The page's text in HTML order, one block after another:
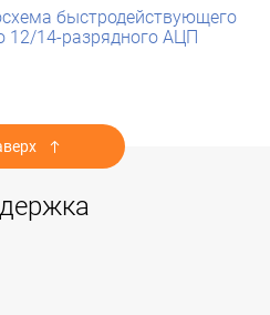
быстродействующего
12/14-разрядного АЦП